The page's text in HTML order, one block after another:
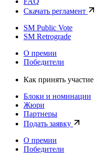
Скачать регламент
SM Public Vote
SM Retrograde
О премии
Победители
Как принять участие
Блоки и номинации
Жюри
Партнеры
Подать заявку
О премии
Победители